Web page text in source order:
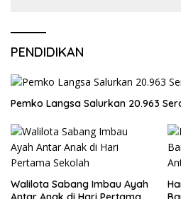
PENDIDIKAN
Pemko Langsa Salurkan 20.963
Walilota Sabang Imbau Ayah